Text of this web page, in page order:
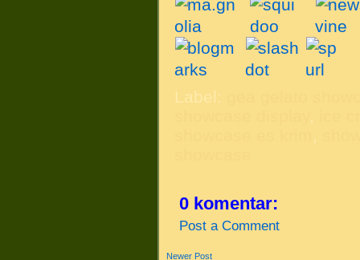
Label:
0 komentar:
Post a Comment
Newer Post